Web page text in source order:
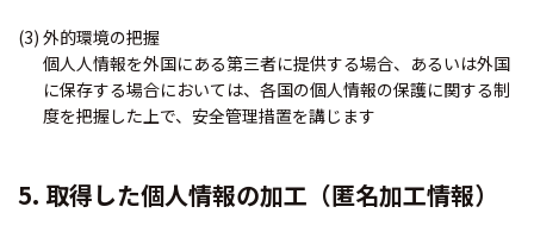
(3) 外的環境の把握
個人人情報を外国にある第三者に提供する場合、あるいは外国
に保存する場合においては、各国の個人情報の保護に関する制
度を把握した上で、安全管理措置を講じます
5. 取得した個人情報の加工（匿名加工情報）